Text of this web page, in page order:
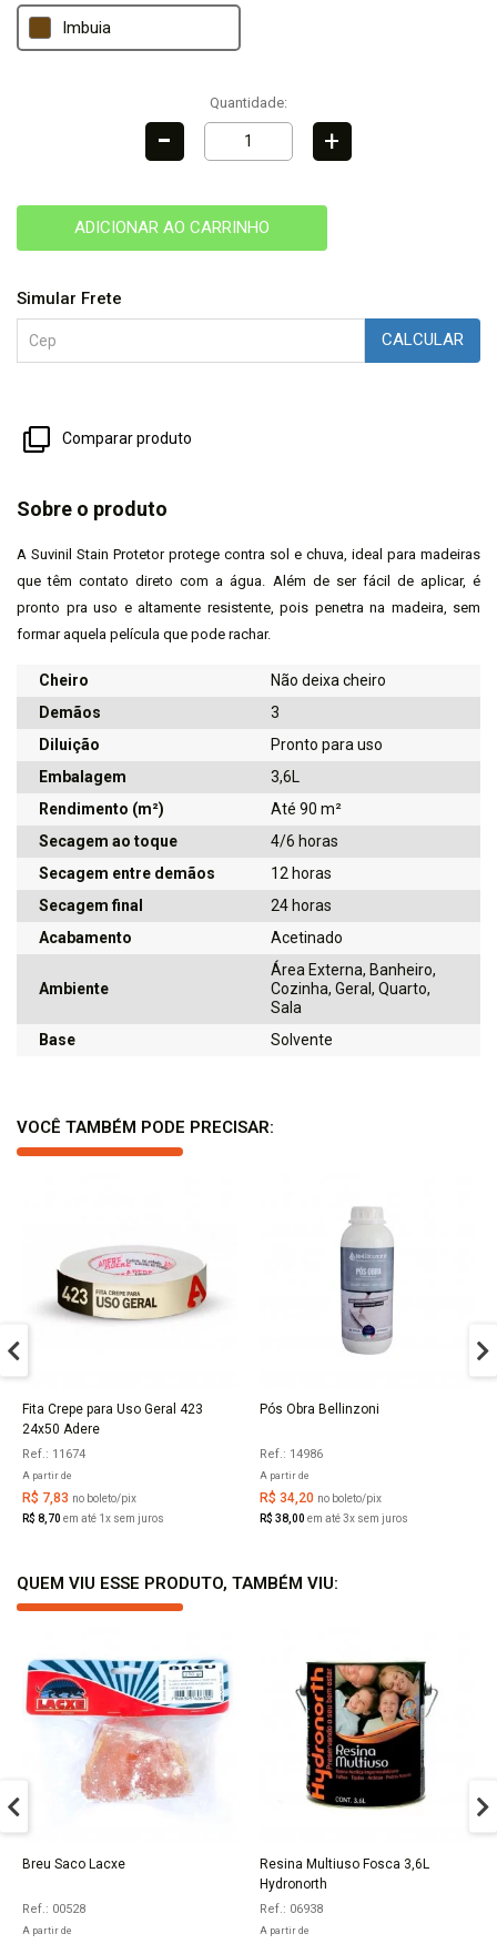
Imbuia
Quantidade:
- +
ADICIONAR AO CARRINHO
Simular Frete
CALCULAR
Comparar produto
Sobre o produto
A Suvinil Stain Protetor protege contra sol e chuva, ideal para madeiras
que têm contato direto com a água. Além de ser fácil de aplicar, é
pronto pra uso e altamente resistente, pois penetra na madeira, sem
formar aquela película que pode rachar.
Cheiro
Não deixa cheiro
Demãos
3
Diluição
Pronto para uso
Embalagem
3,6L
Rendimento (m²)
Até 90 m²
Secagem ao toque
4/6 horas
Secagem entre demãos
12 horas
Secagem final
24 horas
Acabamento
Acetinado
Ambiente
Área Externa, Banheiro,
Cozinha, Geral, Quarto,
Sala
Base
Solvente
VOCÊ TAMBÉM PODE PRECISAR:
COMPRAR
Fita Crepe para Uso Geral 423
24x50 Adere
Ref.: 11674
A partir de
R$ 7,83 no boleto/pix
R$ 8,70 em até 1x sem juros
COMPRAR
Pós Obra Bellinzoni
Ref.: 14986
A partir de
R$ 34,20 no boleto/pix
R$ 38,00 em até 3x sem juros
QUEM VIU ESSE PRODUTO, TAMBÉM VIU:
COMPRAR
Breu Saco Lacxe
Ref.: 00528
A partir de
COMPRAR
Resina Multiuso Fosca 3,6L
Hydronorth
Ref.: 06938
A partir de